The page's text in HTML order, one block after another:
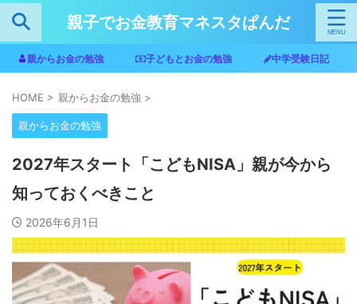
親子でお金教育マネスタぱんだ
親からお金の勉強 子どもとお金の勉強 中学受験日記
HOME > 親からお金の勉強 >
親からお金の勉強
2027年スタート「こどもNISA」親が今から
知っておくべきこと
2026年6月1日